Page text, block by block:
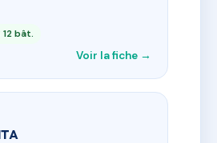
bât.
Voir la fiche →